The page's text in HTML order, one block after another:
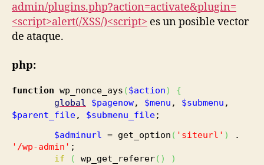
admin/plugins.php?action=activate&plugin=
<script>alert(/XSS/)<script> es un posible vector
de ataque.
php:
function wp_nonce_ays ($action)
{
global
$pagenow, $menu , $submenu ,
$parent_file, $submenu_file;
$adminurl = get_option ( 'siteurl' )
.
'/wp-admin' ;
if
( wp_get_referer( )
)